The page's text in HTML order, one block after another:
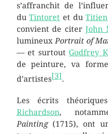
s’affranchit de
duTintoret et duTitien
convient de citerJohn
lumineux Portrait of
— et surtout Godfrey
de peinture, va
d’artistes[3].
Les écrits
Richardson,
Painting(1715), ont